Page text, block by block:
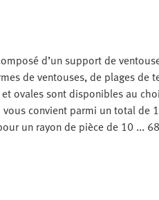
d’un support de
de ventouses, de plages de
ovales sont disponibles au
convient parmi un total de
un rayon de pièce de 10 ...